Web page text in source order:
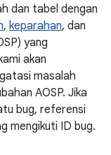
dan tabel dengan
, keparahan, dan
yang
akan
masalah
AOSP. Jika
bug, referensi
mengikuti ID bug.